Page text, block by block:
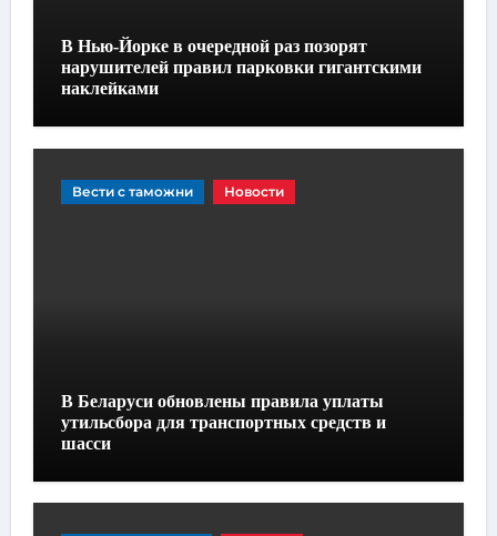
В Нью-Йорке в очередной раз позорят
нарушителей правил парковки гигантскими
наклейками
Вести с таможни Новости
В Беларуси обновлены правила уплаты
утильсбора для транспортных средств и
шасси